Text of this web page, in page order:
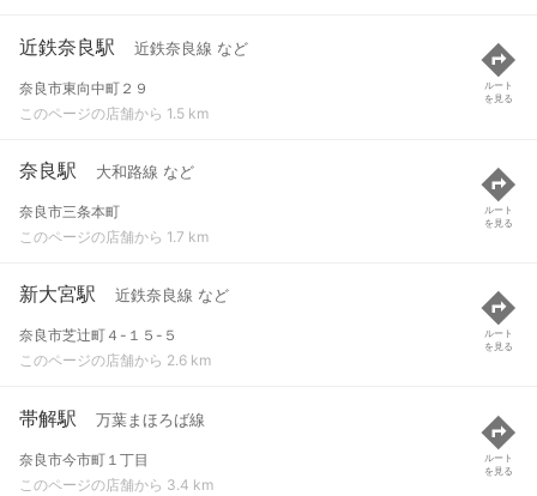
近鉄奈良駅 近鉄奈良線 など
奈良市東向中町２９
このページの店舗から 1.5 km
ルート
を見る
奈良駅 大和路線 など
奈良市三条本町
このページの店舗から 1.7 km
ルート
を見る
新大宮駅 近鉄奈良線 など
奈良市芝辻町４-１５-５
このページの店舗から 2.6 km
ルート
を見る
帯解駅 万葉まほろば線
奈良市今市町１丁目
このページの店舗から 3.4 km
ルート
を見る